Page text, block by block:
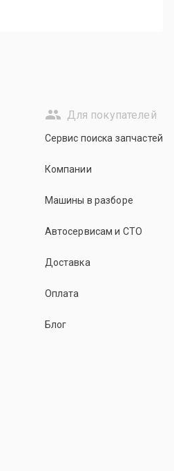
Для покупателей
Сервис поиска запчастей
Компании
Машины в разборе
Автосервисам и СТО
Доставка
Оплата
Блог